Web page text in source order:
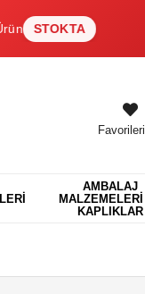
AMBALAJ
MALZEMELERİ
KAPLIKLAR